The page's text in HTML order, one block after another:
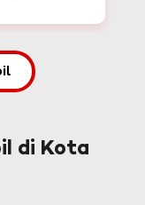
di Kota